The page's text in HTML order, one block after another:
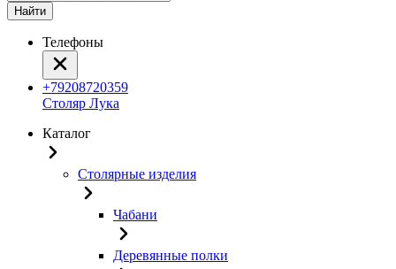
Найти
Телефоны
+79208720359
Столяр Лука
Каталог
Столярные изделия
Чабани
Деревянные полки